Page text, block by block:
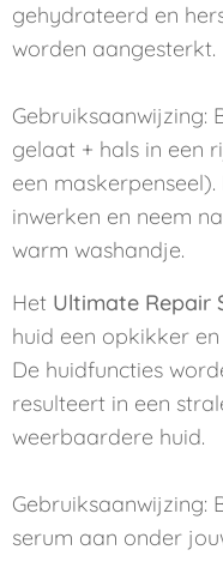
gehydrateerd en
worden aangesterkt.
Gebruiksaanwijzing:
gelaat + hals in een
een
inwerken en neem
warm washandje.
Het Ultimate Repair
huid een opkikker
De huidfuncties
resulteert in een
weerbaardere huid.
Gebruiksaanwijzing:
serum aan onder